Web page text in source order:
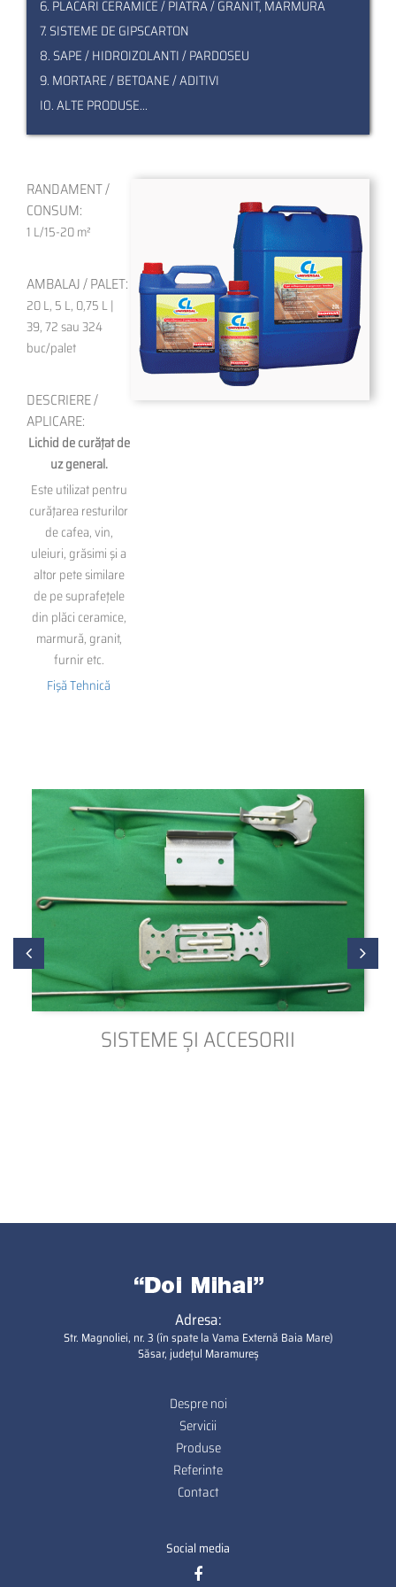
6. PLACARI CERAMICE / PIATRA / GRANIT, MARMURA
7. SISTEME DE GIPSCARTON
8. SAPE / HIDROIZOLANTI / PARDOSEU
9. MORTARE / BETOANE / ADITIVI
I0. ALTE PRODUSE...
RANDAMENT /
CONSUM:
1 L/15-20 m²
AMBALAJ / PALET:
20 L, 5 L, 0,75 L |
39, 72 sau 324
buc/palet
DESCRIERE /
APLICARE:
Lichid de curăţat de
uz general.
Este utilizat pentru
curăţarea resturilor
de cafea, vin,
uleiuri, grăsimi şi a
altor pete similare
de pe suprafeţele
din plăci ceramice,
marmură, granit,
furnir etc.
Fişă Tehnică
SISTEME ȘI ACCESORII
Adresa:
Str. Magnoliei, nr. 3 (în spate la Vama Externă Baia Mare)
Săsar, județul Maramureș
Despre noi
Servicii
Produse
Referinte
Contact
Social media